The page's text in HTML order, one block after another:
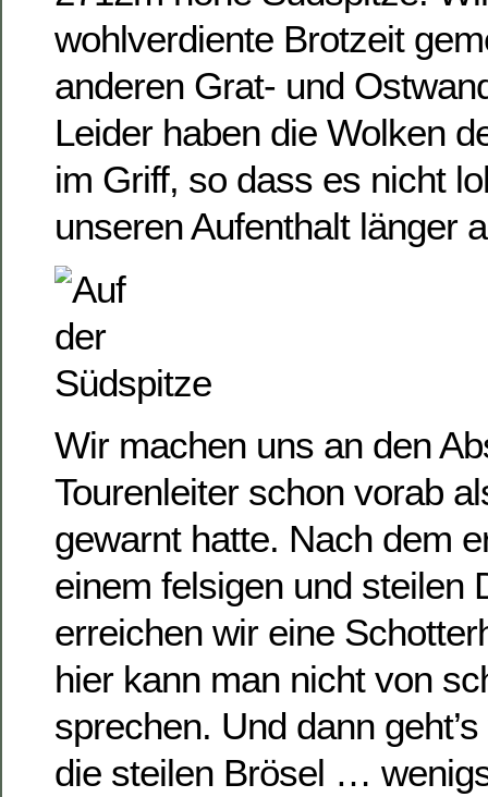
wohlverdiente Brotzeit
anderen Grat- und
Leider haben die Wolken
im Griff, so dass es nicht
unseren Aufenthalt länger
Wir machen uns an den
Tourenleiter schon vorab
gewarnt hatte. Nach dem
einem felsigen und steilen
erreichen wir eine
hier kann man nicht von
sprechen. Und dann
die steilen Brösel …